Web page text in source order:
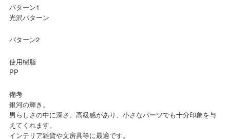
パターン1
光沢パターン
パターン2
使用樹脂
PP
備考
銀河の輝き。
男らしさの中に深さ、高級感があり、小さなパーツでも十分印象を与
えてくれます。
インテリア雑貨や文房具等に最適です。